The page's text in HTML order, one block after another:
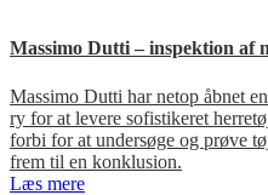
Massimo Dutti – inspektion af
Massimo Dutti har netop åbnet
ry for at levere sofistikeret
forbi for at undersøge og prøve
frem til en konklusion.
Læs mere